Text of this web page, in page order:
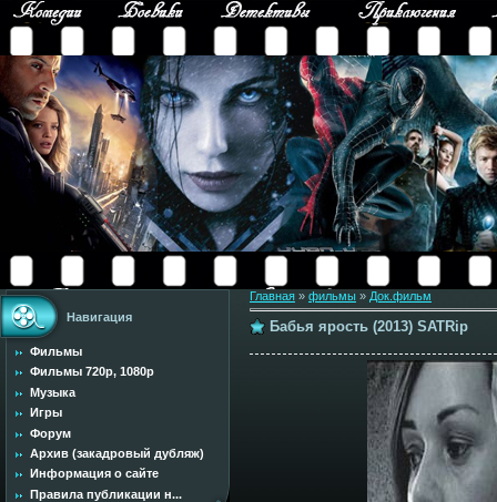
Навигация
Фильмы
Фильмы 720p, 1080p
Музыка
Игры
Форум
Архив (закадровый дубляж)
Информация о сайте
Правила публикации н...
Главная » фильмы » Док.фильм
Бабья ярость (2013) SATRip